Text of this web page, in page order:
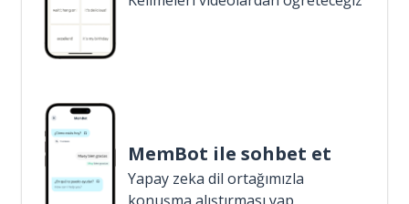
MemBot ile sohbet et
Yapay zeka dil ortağımızla